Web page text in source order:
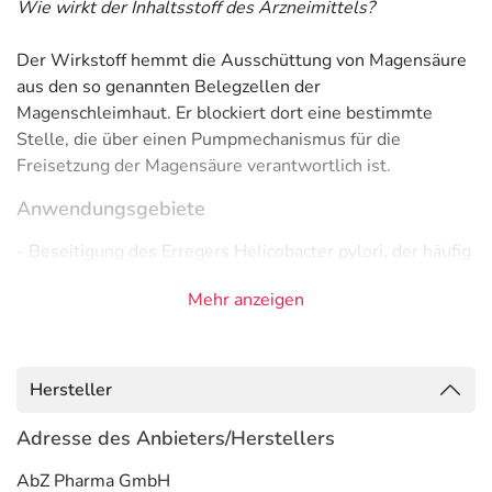
Wie wirkt der Inhaltsstoff des Arzneimittels?
Der Wirkstoff hemmt die Ausschüttung von Magensäure
aus den so genannten Belegzellen der
Magenschleimhaut. Er blockiert dort eine bestimmte
Stelle, die über einen Pumpmechanismus für die
Freisetzung der Magensäure verantwortlich ist.
Anwendungsgebiete
- Beseitigung des Erregers Helicobacter pylori, der häufig
- Vorbeugung gegen ein Wiederauftreten von
- Magengeschwür, verursacht durch bestimmte
Schmerzmittel (nicht-steroidale Antiphlogistika)
Mehr anzeigen
Hersteller
Adresse des Anbieters/Herstellers
AbZ Pharma GmbH